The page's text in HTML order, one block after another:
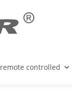
remote controlled